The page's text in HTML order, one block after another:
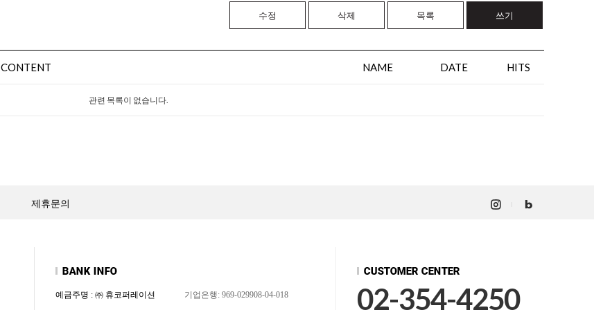
수정 삭제 목록 쓰기
CONTENT NAME DATE HITS
관련 목록이 없습니다.
제휴문의
예금주명 : ㈜ 휴코퍼레이션 기업은행: 969-029908-04-018 02-354-4250